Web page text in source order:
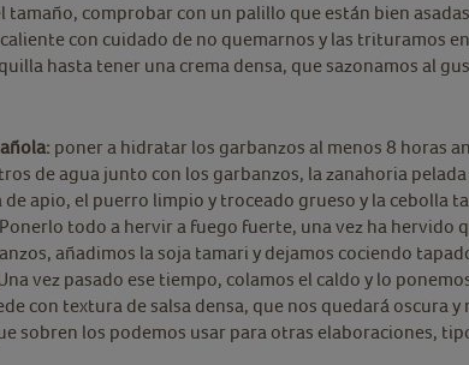
tamaño, comprobar con un palillo que están bien
con cuidado de no quemarnos y las trituramos
hasta tener una crema densa, que sazonamos al
poner a hidratar los garbanzos al menos 8 horas
de agua junto con los garbanzos, la zanahoria
de apio, el puerro limpio y troceado grueso y la cebolla
todo a hervir a fuego fuerte, una vez ha hervido
añadimos la soja tamari y dejamos cociendo
vez pasado ese tiempo, colamos el caldo y lo
con textura de salsa densa, que nos quedará oscura y
sobren los podemos usar para otras elaboraciones,